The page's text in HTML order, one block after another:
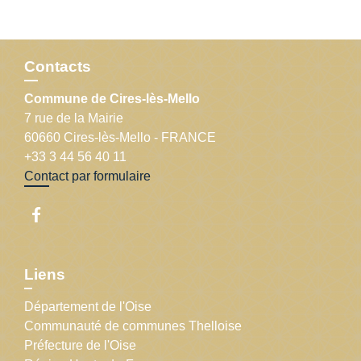
Contacts
Commune de Cires-lès-Mello
7 rue de la Mairie
60660 Cires-lès-Mello - FRANCE
+33 3 44 56 40 11
Contact par formulaire
Liens
Département de l'Oise
Communauté de communes Thelloise
Préfecture de l'Oise